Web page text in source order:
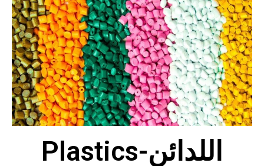
Plastics-اللدائن